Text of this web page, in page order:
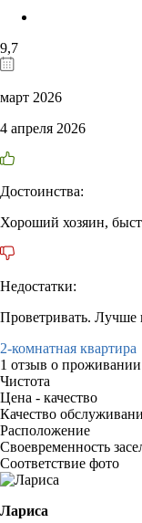
9,7
март 2026
4 апреля 2026
Достоинства:
Хороший хозяин,
Недостатки:
Проветривать. Лучше
2-комнатная квартира
1 отзыв о проживании
Чистота
Цена - качество
Качество
Расположение
Своевременность
Соответствие фото
Лариса